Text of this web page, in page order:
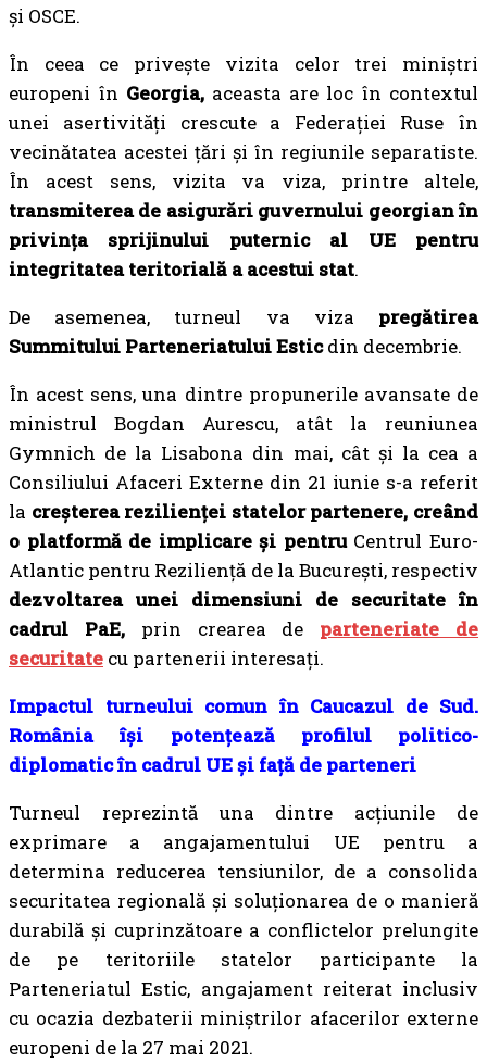
și OSCE.
În ceea ce privește vizita celor trei miniștri
europeni în Georgia, aceasta are loc în contextul
unei asertivități crescute a Federației Ruse în
vecinătatea acestei țări și în regiunile separatiste.
În acest sens, vizita va viza, printre altele,
transmiterea de asigurări guvernului georgian în
privința sprijinului puternic al UE pentru
integritatea teritorială a acestui stat.
De asemenea, turneul va viza pregătirea
Summitului Parteneriatului Esticdin decembrie.
În acest sens, una dintre propunerile avansate de
ministrul Bogdan Aurescu, atât la reuniunea
Gymnich de la Lisabona din mai, cât și la cea a
Consiliului Afaceri Externe din 21 iunie s-a referit
la creșterea rezilienței statelor partenere, creând
o platformă de implicare și pentru Centrul Euro-
Atlantic pentru Reziliență de la București, respectiv
dezvoltarea unei dimensiuni de securitate în
cadrul PaE,prin crearea de parteneriate de
securitate cu partenerii interesați.
Impactul turneului comun în Caucazul de Sud.
România își potențează profilul politico-
diplomatic în cadrul UE și față de parteneri
Turneul reprezintă una dintre acțiunile de
exprimare a angajamentului UE pentru a
determina reducerea tensiunilor, de a consolida
securitatea regională și soluționarea de o manieră
durabilă și cuprinzătoare a conflictelor prelungite
de pe teritoriile statelor participante la
Parteneriatul Estic, angajament reiterat inclusiv
cu ocazia dezbaterii miniștrilor afacerilor externe
europeni de la 27 mai 2021.